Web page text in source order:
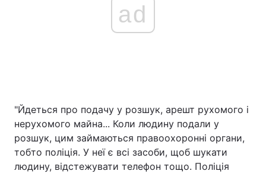
ad
"Йдеться про подачу у розшук, арешт рухомого і
нерухомого майна... Коли людину подали у
розшук, цим займаються правоохоронні органи,
тобто поліція. У неї є всі засоби, щоб шукати
людину, відстежувати телефон тощо. Поліція